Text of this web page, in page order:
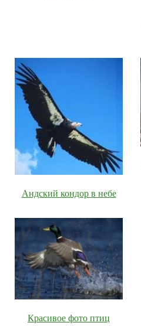
Андский кондор в небе
Красивое фото птиц